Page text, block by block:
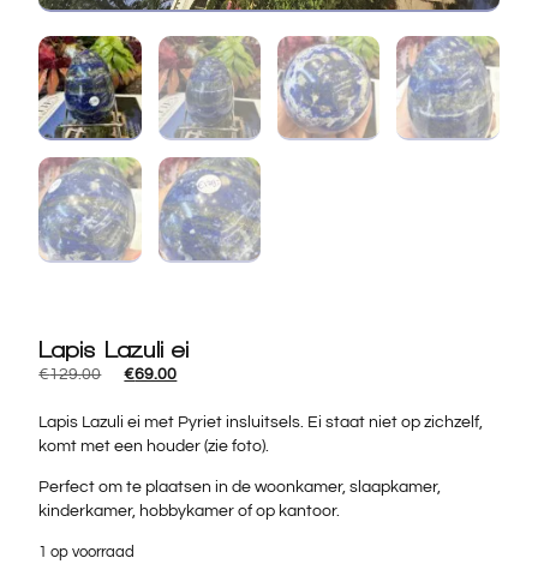
Lapis Lazuli ei
€129.00 €69.00
Lapis Lazuli ei met Pyriet insluitsels. Ei staat niet op zichzelf,
komt met een houder (zie foto).
Perfect om te plaatsen in de woonkamer, slaapkamer,
kinderkamer, hobbykamer of op kantoor.
1 op voorraad